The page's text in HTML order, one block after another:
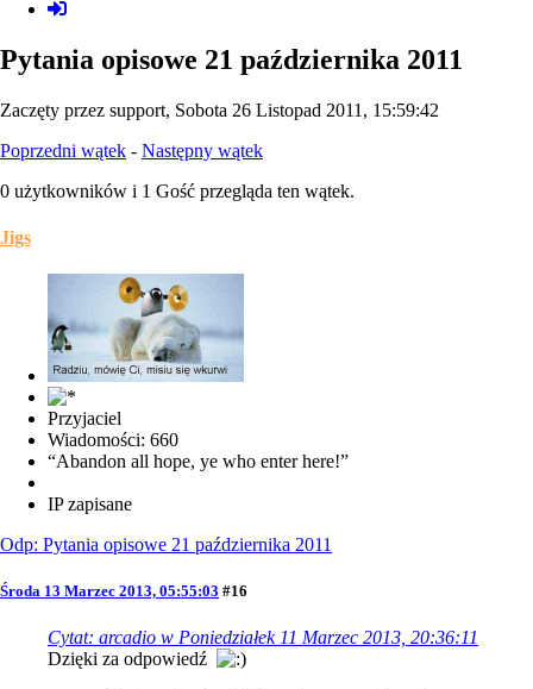
Pytania opisowe 21 października 2011
Zaczęty przez support, Sobota 26 Listopad 2011, 15:59:42
Poprzedni wątek - Następny wątek
0 użytkowników i 1 Gość przegląda ten wątek.
Jigs
Przyjaciel
Wiadomości: 660
“Abandon all hope, ye who enter here!”
IP zapisane
Odp: Pytania opisowe 21 października 2011
Środa 13 Marzec 2013, 05:55:03 #16
Cytat: arcadio w Poniedziałek 11 Marzec 2013, 20:36:11
Dzięki za odpowiedź